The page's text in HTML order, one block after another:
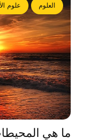
العلوم علوم
ما هي